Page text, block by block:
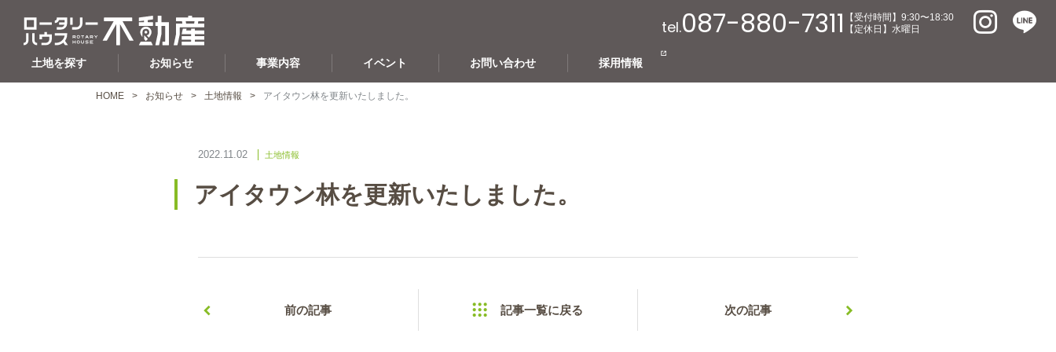
土地を探す お知らせ 事業内容 イベント お問い合わせ 採用情報
tel.087-880-7311
【受付時間】9:30〜18:30
【定休日】水曜日
HOME お知らせ 土地情報 アイタウン林を更新いたしました。
2022.11.02 土地情報
アイタウン林を更新いたしました。
前の記事 記事一覧に戻る 次の記事